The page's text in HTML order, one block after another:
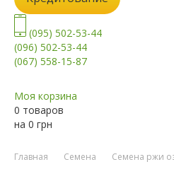
(095) 502-53-44
(096) 502-53-44
(067) 558-15-87
Моя корзина
0 товаров
на 0 грн
Главная Семена Семена ржи